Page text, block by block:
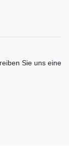
Sie uns eine